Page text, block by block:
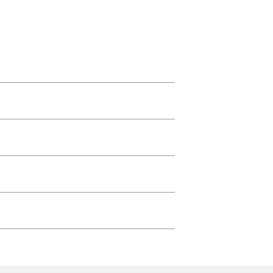
met een
het chromebook kapot is
Het chromebook gaat mee
werken op het